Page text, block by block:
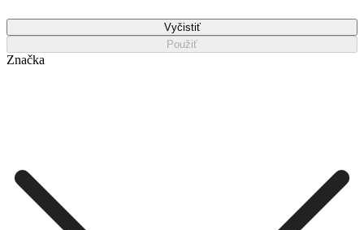
Vyčistiť
Použiť
Značka